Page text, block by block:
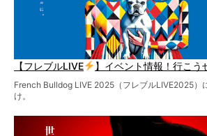
【フレブルLIVE 】イベント情報！行こう
French Bulldog LIVE 2025（フレブルLIVE2025）
け。